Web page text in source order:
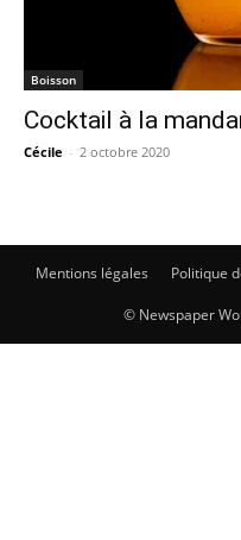
Boisson
Cocktail à la
Cécile - 2 octobre 2020
Mentions légales Politique
© Newspaper